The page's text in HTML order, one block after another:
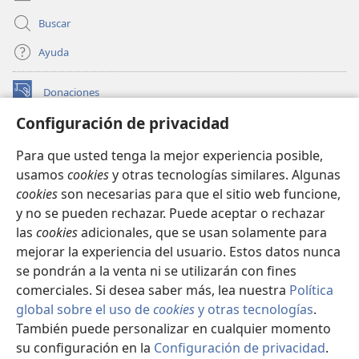
Configuración de privacidad
Para que usted tenga la mejor experiencia posible,
usamos cookiesy otras tecnologías similares. Algunas
cookiesson necesarias para que el sitio web funcione,
y no se pueden rechazar. Puede aceptar o rechazar
las cookiesadicionales, que se usan solamente para
mejorar la experiencia del usuario. Estos datos nunca
se pondrán a la venta ni se utilizarán con fines
comerciales. Si desea saber más, lea nuestra Política
global sobre el uso decookiesy otras tecnologías.
También puede personalizar en cualquier momento
su configuración en la Configuración de privacidad.
descendencia,
19 Después de eso, Abrahán volvió adonde
estaban sus sirvientes y todos juntos regresaron a
Beer-Seba.
Y Abrahán siguió viviendo en Beer-
Seba.
“Milcá le ha dado hijos a tu hermano Nacor.
primogénito se llama Uz, le sigue su hermano Buz y
luego están Quemuel —el padre de Aram—,
22
Késed, Hazó, Pildás, Jidlaf y Betuel”. 23 Betuel
fue el padre de Rebeca. + Ellos fueron los ocho hijos
que Milcá le dio a Nacor, el hermano de Abrahán.
24 Y su concubina, que se llamaba Reumá, le dio
estos hijos: Tébah, Gaham, Tahas y Maacá.
Buscar
Ayuda
Donaciones
(abre
una
nueva BIBLIOTECA EN LÍNEA Watchtower™
una
nueva
ventana)
JW Hub
(abre
una
nueva
ventana)
JW Library
Watchtower Library
Copyright© 2026 Watch Tower Bible and Tract Society of Pennsylvania.
CONDICIONES DE USO|POLÍTICA DE PRIVACIDAD|